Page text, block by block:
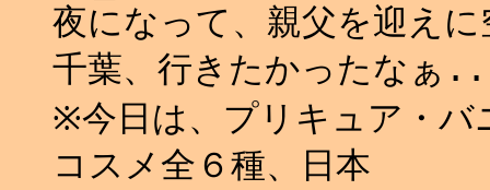
夜になって、親父を迎え
千葉、行きたかったなぁ
※今日は、プリキュア・バ
コスメ全６種、日本